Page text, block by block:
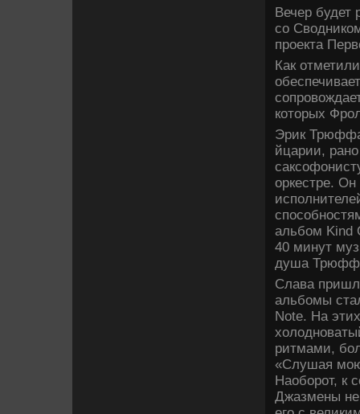
Вечер буде­т
со
проекта
Как
которых
Эрик
йцарии,
оркестре.
альбом Kind
40 минут
душа
Слава
альбомы
Note. На
ритмами,
«Слушая мою
Наоборот, к
Джазмены не